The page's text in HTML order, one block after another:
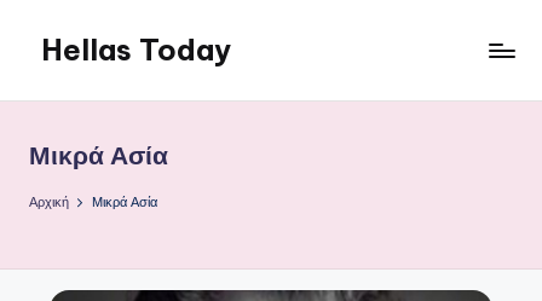
Μετάβαση
περιεχόμενο
Hellas Today
Μικρά Ασία
Αρχική Μικρά Ασία